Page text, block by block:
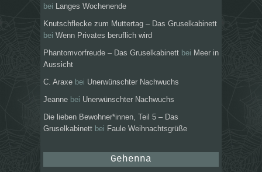
bei Langes Wochenende
Knutschflecke zum Muttertag – Das Gruselkabinett
bei Wenn Privates beruflich wird
Phantomvorfreude – Das Gruselkabinett bei Meer in
Aussicht
C. Araxe bei Unerwünschter Nachwuchs
Jeanne bei Unerwünschter Nachwuchs
Die lieben Bewohner*innen, Teil 5 – Das
Gruselkabinett bei Faule Weihnachtsgrüße
Gehenna